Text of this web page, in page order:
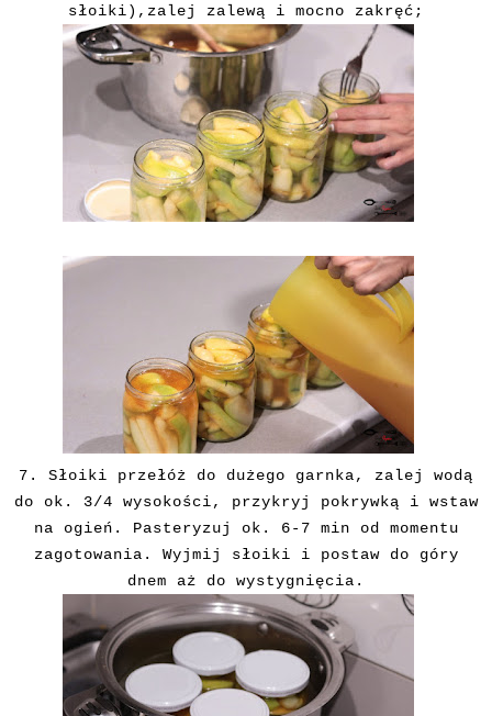
słoiki),zalej zalewą i mocno zakręć;
7. Słoiki przełóż do dużego garnka, zalej wodą
do ok. 3/4 wysokości, przykryj pokrywką i wstaw
na ogień. Pasteryzuj ok. 6-7 min od momentu
zagotowania. Wyjmij słoiki i postaw do góry
dnem aż do wystygnięcia.